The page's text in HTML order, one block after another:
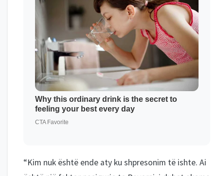
“Kim nuk është ende aty ku shpresonim të ishte. Ai